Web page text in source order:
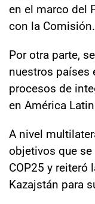
en el marco del
con la Comisión.
Por otra parte,
nuestros países
procesos de
en América
A nivel
objetivos que
COP25 y reiteró
Kazajstán para